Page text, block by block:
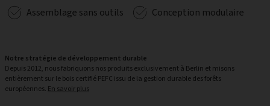
Assemblage sans outils
Conception modulaire
Notre stratégie de développement durable
Depuis 2012, nous fabriquons nos produits exclusivement à Berlin et misons
entièrement sur le bois certifié PEFC issu de la gestion durable des forêts
européennes. En savoir plus